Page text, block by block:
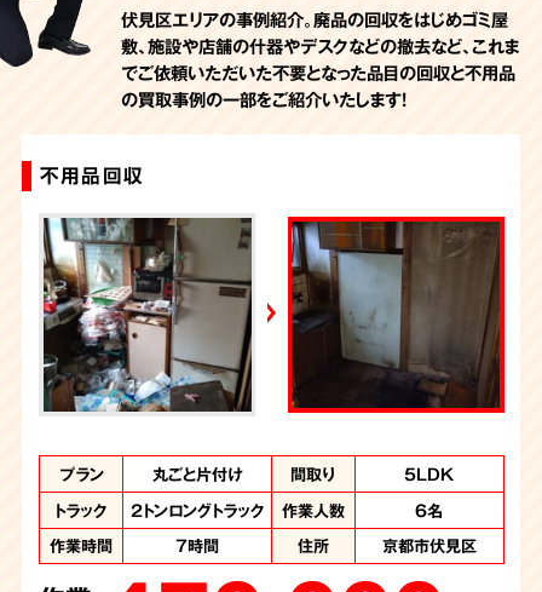
伏見区エリアの事例紹介。廃品の回収をはじめゴミ屋
敷、施設や店舗の什器やデスクなどの撤去など、これま
でご依頼いただいた不要となった品目の回収と不用品
の買取事例の一部をご紹介いたします！
不用品回収
プラン 丸ごと片付け 間取り
5LDK
トラック
2トンロングトラック 作業人数
6名
作業時間
7時間 住所 京都市伏見区
不用品回収
プラン
2トントラック積み
放題パック
間取り 事務所
トラック 2トントラック 作業人数
3名
作業時間
1時間 住所 京都市伏見区
不用品回収
プラン 不用品回収 間取り
4DK
トラック
軽トラック 作業人数
1名
作業時間
1時間 住所 京都市伏見区
お部屋の丸ごと片付け・生前整理
プラン
お部屋の丸ごと片
付け・生前整理
間取り 台所+押入れ他
トラック 2トントラック 作業人数
3名
作業時間
3時間 住所 京都市伏見区
一軒家の丸ごとお片付け・生前整理
プラン
一軒家丸ごと片付
け・生前整理・不用
品買取
間取り 5DK
トラック 2トントラック 作業人数
3名